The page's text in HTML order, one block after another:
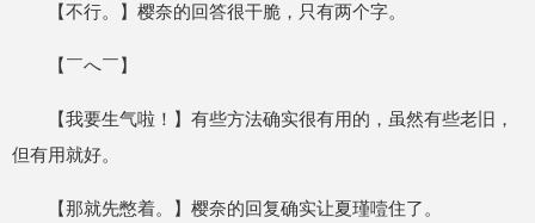
【不行。】樱奈的回答很干脆，只有两个字。
【￣へ￣】
【我要生气啦！】有些方法确实很有用的，虽然有些老旧，
但有用就好。
【那就先憋着。】樱奈的回复确实让夏瑾噎住了。